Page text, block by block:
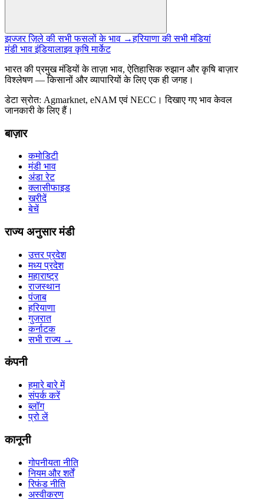
झज्जर ज़िले की सभी फसलों के भाव →हरियाणा की सभी मंडियां
मंडी भाव इंडियालाइव कृषि मार्केट
भारत की प्रमुख मंडियों के ताज़ा भाव, ऐतिहासिक रुझान और कृषि बाज़ार
विश्लेषण — किसानों और व्यापारियों के लिए एक ही जगह।
डेटा स्रोत: Agmarknet, eNAM एवं NECC। दिखाए गए भाव केवल
जानकारी के लिए हैं।
बाज़ार
कमोडिटी
मंडी भाव
अंडा रेट
क्लासीफाइड
खरीदें
बेचें
राज्य अनुसार मंडी
उत्तर प्रदेश
मध्य प्रदेश
महाराष्ट्र
राजस्थान
पंजाब
हरियाणा
गुजरात
कर्नाटक
सभी राज्य →
कंपनी
हमारे बारे में
संपर्क करें
ब्लॉग
प्रो लें
कानूनी
गोपनीयता नीति
नियम और शर्तें
रिफंड नीति
अस्वीकरण